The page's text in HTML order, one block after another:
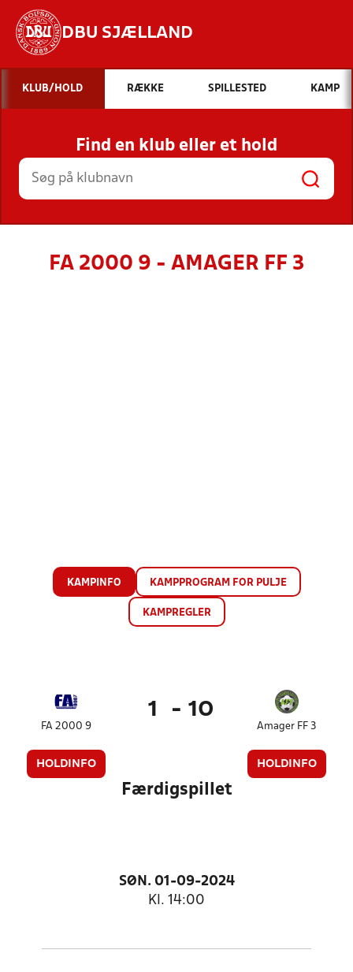
DBU SJÆLLAND
Hvad vil du søge efter?
INDHOLD OG NYHEDER
STILLINGER, RESULTATER, KLUBBER OG
HOLD
KLUB/HOLD RÆKKE SPILLESTED KAMP
Find en klub eller et hold
FA 2000 9 - AMAGER FF 3
KAMPINFO KAMPPROGRAM FOR PULJE
KAMPREGLER
FA 2000 9
HOLDINFO
1 - 10
Amager FF 3
HOLDINFO
Færdigspillet
SØN. 01-09-2024
Kl. 14:00